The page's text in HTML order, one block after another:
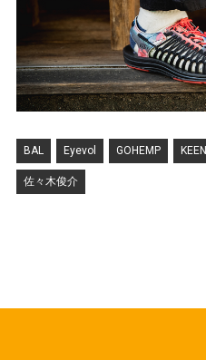
BAL Eyevol GOHEMP KEEN
佐々木俊介